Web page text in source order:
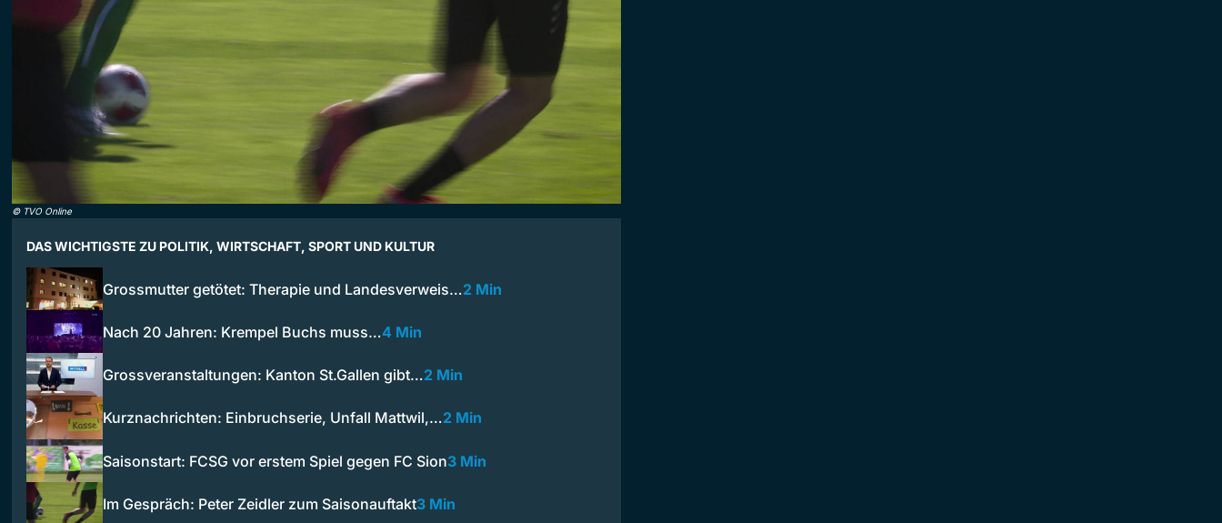
© TVO Online
DAS WICHTIGSTE ZU POLITIK, WIRTSCHAFT, SPORT UND KULTUR
Grossmutter getötet: Therapie und Landesverweis…2 Min
Nach 20 Jahren: Krempel Buchs muss…4 Min
Grossveranstaltungen: Kanton St.Gallen gibt…2 Min
Kurznachrichten: Einbruchserie, Unfall Mattwil,…2 Min
Saisonstart: FCSG vor erstem Spiel gegen FC Sion3 Min
Im Gespräch: Peter Zeidler zum Saisonauftakt3 Min